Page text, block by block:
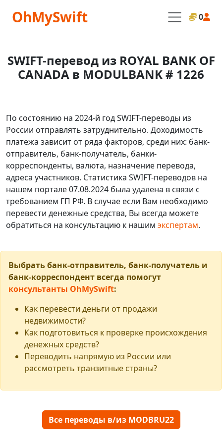
OhMySwift 0
SWIFT-перевод из ROYAL BANK OF
CANADA в MODULBANK # 1226
По состоянию на 2024-й год SWIFT-переводы из
России отправлять затруднительно. Доходимость
платежа зависит от ряда факторов, среди них: банк-
отправитель, банк-получатель, банки-
корреспонденты, валюта, назначение перевода,
адреса участников. Статистика SWIFT-переводов на
нашем портале 07.08.2024 была удалена в связи с
требованием ГП РФ. В случае если Вам необходимо
перевести денежные средства, Вы всегда можете
обратиться на консультацию к нашим экспертам.
Выбрать банк-отправитель, банк-получатель и
банк-корреспондент всегда помогут
консультанты OhMySwift:
Как перевести деньги от продажи
недвижимости?
Как подготовиться к проверке происхождения
денежных средств?
Переводить напрямую из России или
рассмотреть транзитные страны?
Все переводы в/из MODBRU22